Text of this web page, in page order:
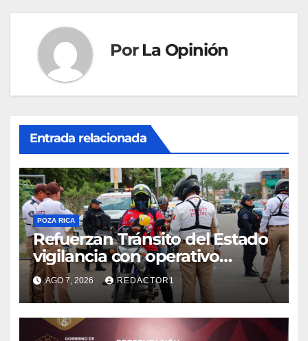
Por La Opinión
Entrada relacionada
POZA RICA
Refuerzan Tránsito del Estado
vigilancia con operativo
sorpresa
AGO 7, 2026 REDACTOR1